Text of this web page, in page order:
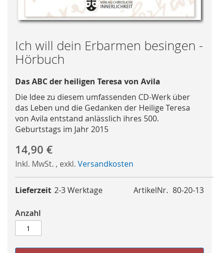
Skip
to
the
of
the
images
gallery
Ich will dein Erbarmen besingen -
Hörbuch
Das ABC der heiligen Teresa von Avila
Die Idee zu diesem umfassenden CD-Werk über
das Leben und die Gedanken der Heilige Teresa
von Avila entstand anlässlich ihres 500.
Geburtstags im Jahr 2015
14,90 €
Inkl. MwSt. , exkl. Versandkosten
ArtikelNr. 80-20-13
Lieferzeit 2-3 Werktage
Anzahl